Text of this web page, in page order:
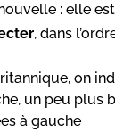
: elle
, dans
on
un peu plus
à gauche